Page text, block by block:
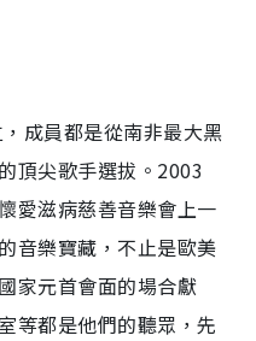
成員都是從南非最大黑
頂尖歌手選拔。2003
愛滋病慈善音樂會上一
音樂寶藏，不止是歐美
家元首會面的場合獻
等都是他們的聽眾，先